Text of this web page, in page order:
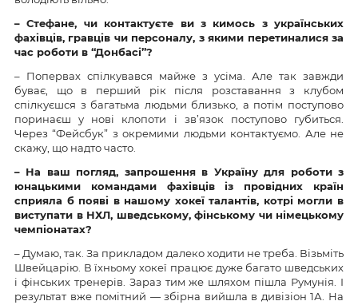
–Стефане, чи контактуєте ви з кимось з українських
фахівців, гравців чи персоналу, з якими перетиналися за
час роботи в “Донбасі”?
– Попервах спілкувався майже з усіма. Але так завжди
буває, що в перший рік після розставання з клубом
спілкуєшся з багатьма людьми близько, а потім поступово
поринаєш у нові клопоти і зв’язок поступово губиться.
Через “Фейсбук” з окремими людьми контактуємо. Але не
скажу, що надто часто.
– На ваш погляд, запрошення в Україну для роботи з
юнацькими командами фахівців із провідних країн
сприяла б появі в нашому хокеї талантів, котрі могли в
виступати в НХЛ, шведському, фінському чи німецькому
чемпіонатах?
– Думаю, так. За прикладом далеко ходити не треба. Візьміть
Швейцарію. В їхньому хокеї працює дуже багато шведських
і фінських тренерів. Зараз тим же шляхом пішла Румунія. І
результат вже помітний — збірна вийшла в дивізіон 1А. На